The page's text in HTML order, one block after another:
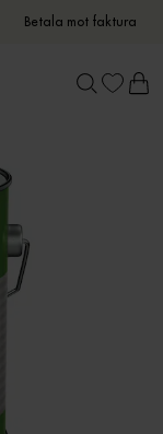
Betala mot faktura